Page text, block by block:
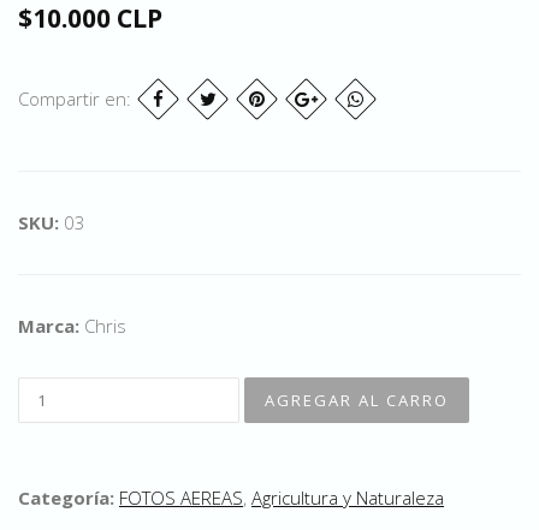
$10.000 CLP
Compartir en:
SKU: 03
Marca: Chris
Categoría: FOTOS AEREAS, Agricultura y Naturaleza